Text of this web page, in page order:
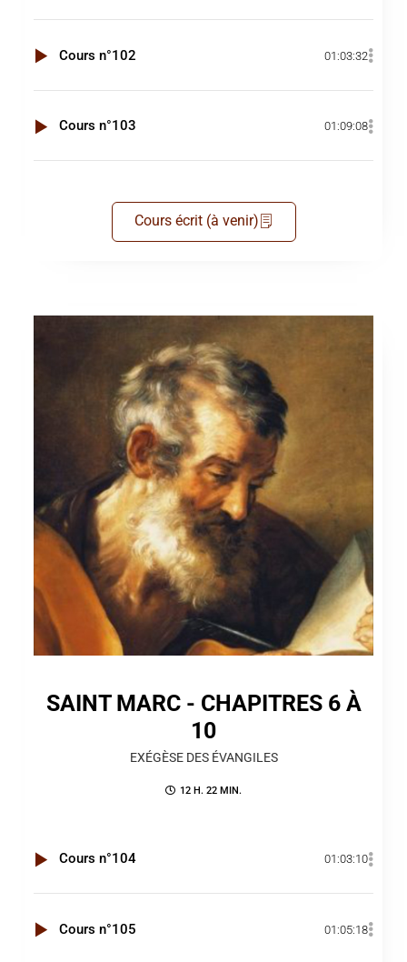
Cours n°102 01:03:32
Cours n°103 01:09:08
Cours écrit (à venir)
SAINT MARC - CHAPITRES 6 À
10
EXÉGÈSE DES ÉVANGILES
12 H. 22 MIN.
Cours n°104 01:03:10
Cours n°105 01:05:18